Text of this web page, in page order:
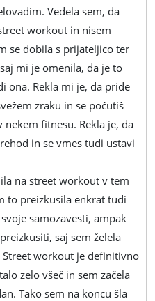
Vedela sem, da
workout in nisem
se dobila s prijateljico ter
mi je omenila, da je to
ona. Rekla mi je, da pride
zraku in se počutiš
fitnesu. Rekla je, da
in se vmes tudi ustavi
na street workout v tem
to preizkusila enkrat tudi
samozavesti, ampak
saj sem želela
workout je definitivno
zelo všeč in sem začela
Tako sem na koncu šla